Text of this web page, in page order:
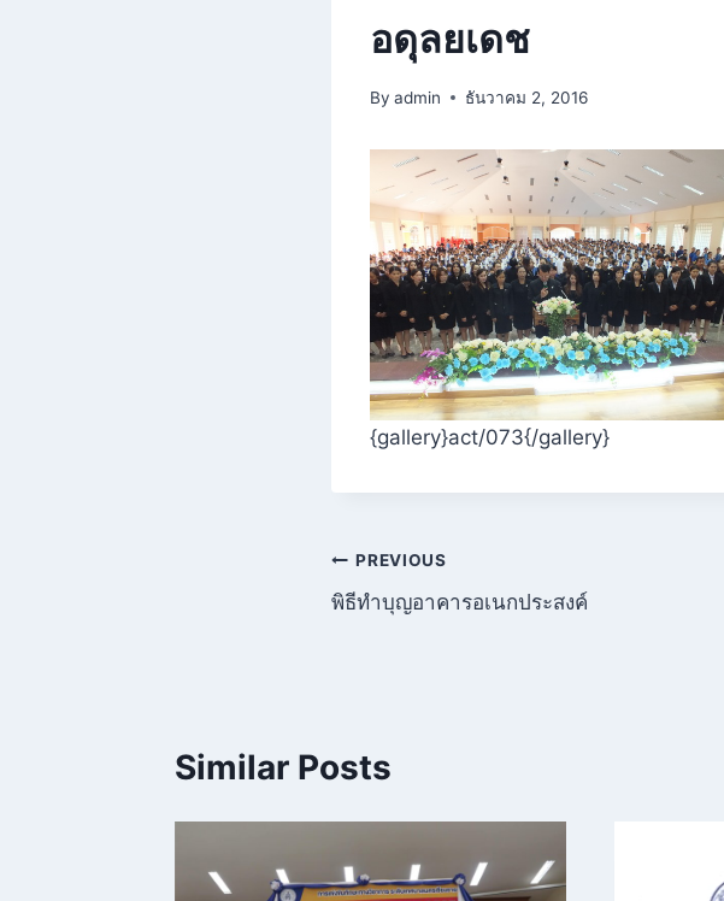
อดุลยเดช
By admin ธันวาคม 2, 2016
{gallery}act/073{/gallery}
แนะแนว
เรื่อง
PREVIOUS
พิธีทำบุญอาคารอเนกประสงค์
Similar Posts